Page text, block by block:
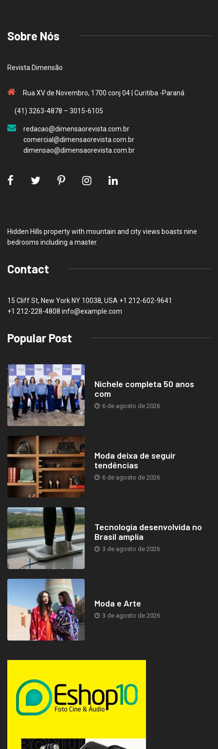
Sobre Nós
Revista Dimensão
Rua XV de Novembro, 1700 conj 04 | Curitiba -Paraná
(41) 3263-4878 – 3015-6105
redacao@dimensaorevista.com.br
comercial@dimensaorevista.com.br
dimensao@dimensaorevista.com.br
Hidden Hills property with mountain and city views boasts nine
bedrooms including a master.
Contact
15 Cliff St, New York NY 10038, USA +1 212-602-9641
+1 212-228-4808 info@example.com
Popular Post
Nichele completa 50 anos
com
6 de agosto de 2026
Moda deixa de seguir
tendências
6 de agosto de 2026
Tecnologia desenvolvida no
Brasil amplia
3 de agosto de 2026
Moda e Arte
3 de agosto de 2026